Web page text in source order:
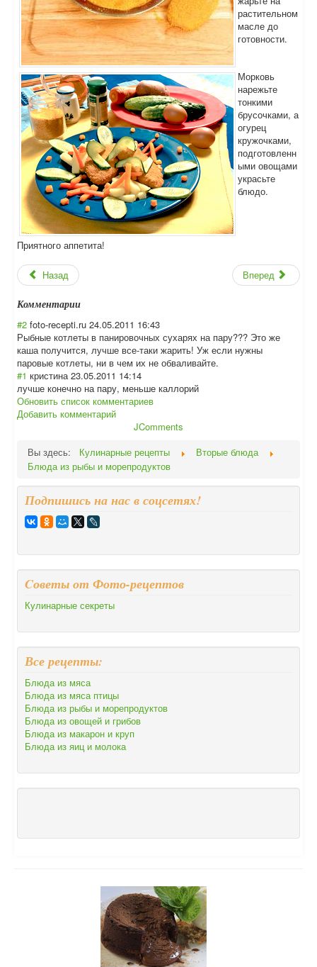
растительном
масле до
готовности.
Морковь
нарежьте
тонкими
брусочками, а
огурец
кружочками,
подготовленн
ыми овощами
украсьте
блюдо.
Приятного аппетита!
Назад Вперед
Комментарии
#2 foto-recepti.ru 24.05.2011 16:43
Рыбные котлеты в панировочных сухарях на пару??? Это же
каша получится, лучше все-таки жарить! Уж если нужны
паровые котлеты, ни в чем их не обваливайте.
#1 кристина 23.05.2011 14:14
лучше конечно на пару, меньше каллорий
Обновить список комментариев
Добавить комментарий
JComments
Вы здесь:
Кулинарные рецепты
Вторые блюда
Блюда из рыбы и морепродуктов
Подпишись на нас в соцсетях!
Cоветы от Фото-рецептов
Кулинарные секреты
Все рецепты:
Блюда из мяса
Блюда из мяса птицы
Блюда из рыбы и морепродуктов
Блюда из овощей и грибов
Блюда из макарон и круп
Блюда из яиц и молока